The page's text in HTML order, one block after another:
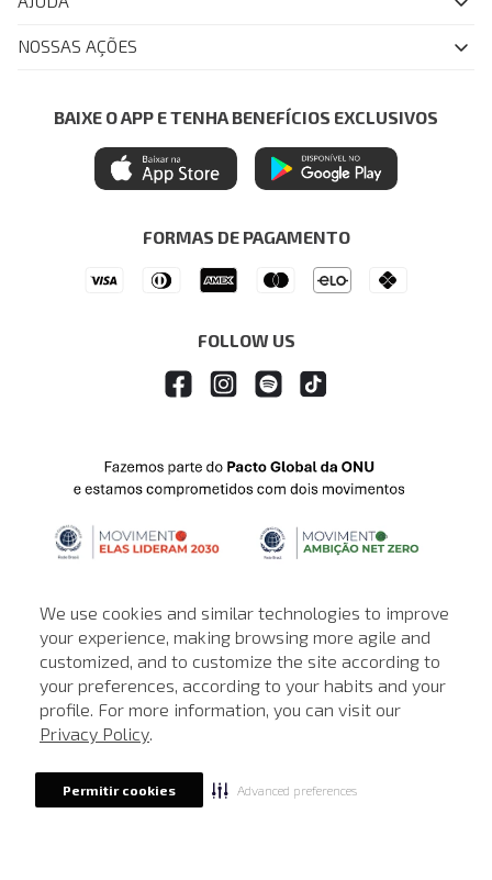
We use cookies and similar technologies to improve
your experience, making browsing more agile and
customized, and to customize the site according to
your preferences, according to your habits and your
profile. For more information, you can visit our
Privacy Policy.
Permitir cookies Advanced preferences
John John Club
Painel de Privacidade
Central de Preferências
Ética e Sustentabilidade
FAQ
Regulamentos
Seja um Revendedor
NOSSAS AÇÕES
Azul Fidelidade
Mastercard
Itau Personnalite
BAIXE O APP E TENHA BENEFÍCIOS EXCLUSIVOS
FORMAS DE PAGAMENTO
FOLLOW US
© © Copyright 2000-2026 - Todos os direitos reservados. A Loja de
John John reserva-se no direito de corrigir ou alterar informações
Em caso de dúvidas:0800 990 5500.
Horário de Atendimentodas 8h às 20h de segunda a sábado, exceto